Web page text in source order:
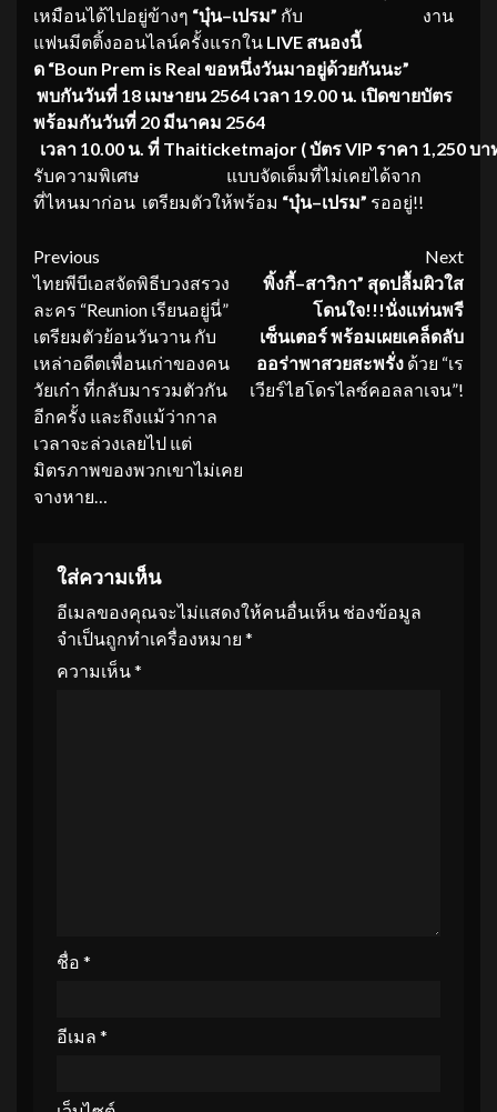
เหมือนได้ไปอยู่ข้างๆ “บุ๋น–เปรม” กับ งาน
แฟนมีตติ้งออนไลน์ครั้งแรกใน LIVE สนองนี้
ด “Boun Prem is Real ขอหนึ่งวันมาอยู่ด้วยกันนะ”
พบกันวันที่ 18 เมษายน2564 เวลา 19.00 น. เปิดขายบัตร
พร้อมกันวันที่ 20 มีนาคม 2564
เวลา 10.00 น. ที่ Thaiticketmajor (บัตรVIP ราคา 1 250บา
รับความพิเศษ แบบจัดเต็มที่ไม่เคยได้จาก
ที่ไหนมาก่อน เตรียมตัวให้พร้อม “บุ๋น–เปรม” รออยู่!!
Continue
Reading
Previous
ไทยพีบีเอสจัดพิธีบวงสรวง
ละคร “Reunion เรียนอยู่นี่”
เตรียมตัวย้อนวันวาน กับ
เหล่าอดีตเพื่อนเก่าของคน
วัยเก๋า ที่กลับมารวมตัวกัน
อีกครั้ง และถึงแม้ว่ากาล
เวลาจะล่วงเลยไป แต่
มิตรภาพของพวกเขาไม่เคย
จางหาย…
Next
พิ้งกี้–สาวิกา” สุดปลื้มผิวใส
โดนใจ!!!นั่งเเท่นพรี
เซ็นเตอร์ พร้อมเผยเคล็ดลับ
ออร่าพาสวยสะพรั่ง ด้วย “เร
เวียร์ไฮโดรไลซ์คอลลาเจน”!
ใส่ความเห็น
อีเมลของคุณจะไม่แสดงให้คนอื่นเห็น ช่องข้อมูล
จำเป็นถูกทำเครื่องหมาย *
ความเห็น*
ชื่อ *
อีเมล *